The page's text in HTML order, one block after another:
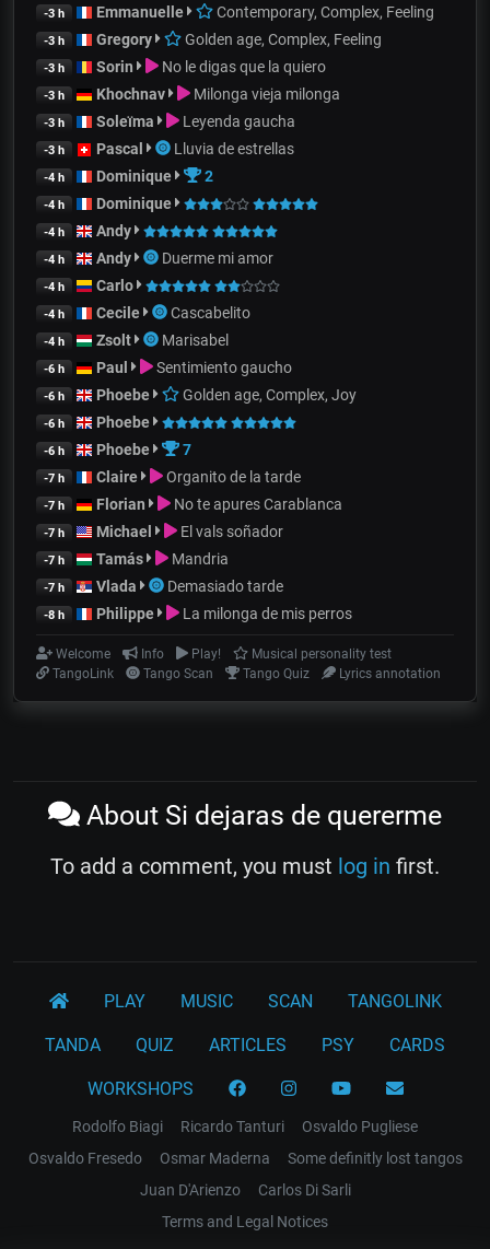
-3 h Emmanuelle Contemporary, Complex, Feeling
-3 h Gregory Golden age, Complex, Feeling
-3 h Sorin No le digas que la quiero
-3 h Khochnav Milonga vieja milonga
-3 h Soleïma Leyenda gaucha
-3 h Pascal Lluvia de estrellas
-4 h Dominique 2
-4 h Dominique
-4 h Andy
-4 h Andy Duerme mi amor
-4 h Carlo
-4 h Cecile Cascabelito
-4 h Zsolt Marisabel
-6 h Paul Sentimiento gaucho
-6 h Phoebe Golden age, Complex, Joy
-6 h Phoebe
-6 h Phoebe 7
-7 h Claire Organito de la tarde
-7 h Florian No te apures Carablanca
-7 h Michael El vals soñador
-7 h Tamás Mandria
-7 h Vlada Demasiado tarde
-8 h Philippe La milonga de mis perros
Welcome Info Play!
Musical personality test
TangoLink
Tango Scan Tango Quiz Lyrics annotation
About Si dejaras de quererme
To add a comment, you must log in first.
PLAY MUSIC SCAN TANGOLINK
TANDA QUIZ ARTICLES PSY CARDS
WORKSHOPS
Rodolfo Biagi Ricardo Tanturi
Osvaldo Pugliese
Osvaldo Fresedo
Osmar Maderna
Some definitly lost tangos
Juan D'Arienzo
Carlos Di Sarli
Terms and Legal Notices